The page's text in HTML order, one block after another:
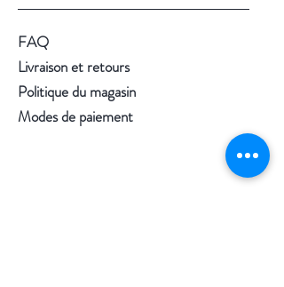
FAQ
Livraison et retours
Politique du magasin
Modes de paiement